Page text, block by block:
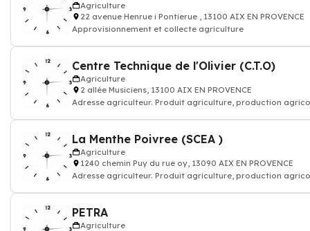
Agriculture
22 avenue Henrue i Pontierue , 13100 AIX EN PROVENCE
Approvisionnement et collecte agriculture
Centre Technique de l'Olivier (C.T.O)
Agriculture
2 allée Musiciens, 13100 AIX EN PROVENCE
Adresse agriculteur. Produit agriculture, production
La Menthe Poivree (SCEA )
Agriculture
1240 chemin Puy du rue oy, 13090 AIX EN PROVENCE
Adresse agriculteur. Produit agriculture, production
PETRA
Agriculture